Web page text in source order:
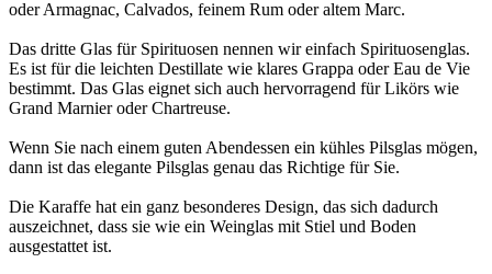
oder Armagnac, Calvados, feinem Rum oder altem Marc.
Das dritte Glas für Spirituosen nennen wir einfach Spirituosenglas.
Es ist für die leichten Destillate wie klares Grappa oder Eau de Vie
bestimmt. Das Glas eignet sich auch hervorragend für Likörs wie
Grand Marnier oder Chartreuse.
Wenn Sie nach einem guten Abendessen ein kühles Pilsglas mögen,
dann ist das elegante Pilsglas genau das Richtige für Sie.
Die Karaffe hat ein ganz besonderes Design, das sich dadurch
auszeichnet, dass sie wie ein Weinglas mit Stiel und Boden
ausgestattet ist.